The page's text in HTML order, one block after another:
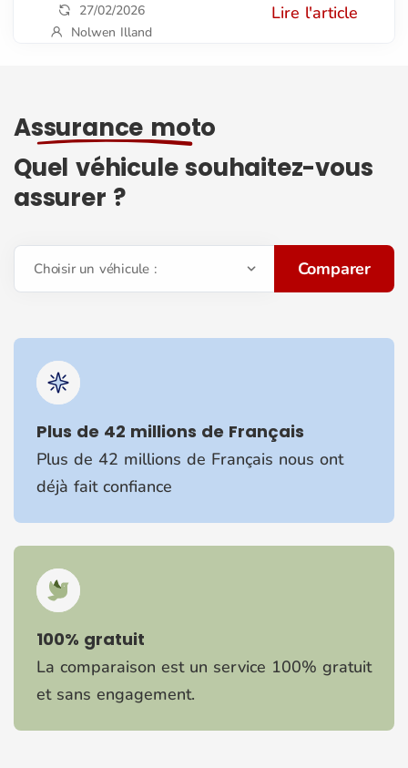
27/02/2026
Nolwen Illand
Lire l'article
Plus de 42 millions de Français
Plus de 42 millions de Français nous ont
déjà fait confiance
100% gratuit
La comparaison est un service 100% gratuit
et sans engagement.
Assurance moto
Quel véhicule souhaitez-vous
assurer ?
Choisir un véhicule : Comparer